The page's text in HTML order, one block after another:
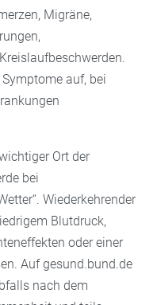
Migräne,
auf, bei
Ort der
bei
Wiederkehrender
Blutdruck,
oder einer
Auf gesund.bund.de
nach dem